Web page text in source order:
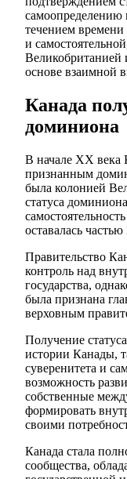
самоопределению
течением времени
и
Великобританией
основе взаимной
Канада
доминиона
В начале XX века
признанным
была колонией
статуса
оставалась
Правительство
контроль над
государства,
была признана
верховным
Получение
истории Канады,
суверенитета и
возможность
собственные
формировать
своими
Канада стала
сообщества,